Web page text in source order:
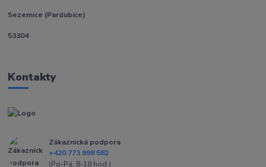
Sezemice (Pardubice)
53304
Kontakty
Zákaznická podpora
+420 773 998 582
(Po-Pá, 8-18 hod.)